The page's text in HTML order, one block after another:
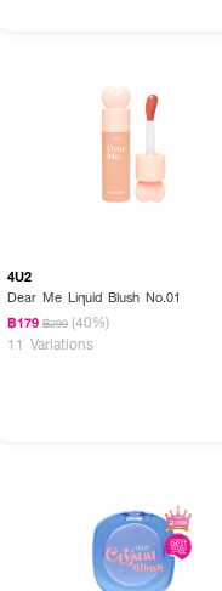
4U2
Dear Me Liquid Blush No.01
฿179 ฿299 (40%)
11 Variations